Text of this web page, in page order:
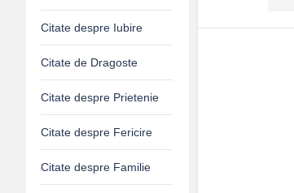
Citate despre Iubire
Citate de Dragoste
Citate despre Prietenie
Citate despre Fericire
Citate despre Familie